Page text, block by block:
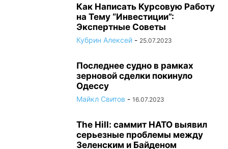
Как Написать Курсовую Работу
на Тему “Инвестиции”:
Экспертные Советы
Кубрин Алексей - 25.07.2023
Последнее судно в рамках
зерновой сделки покинуло
Одессу
Майкл Свитов - 16.07.2023
The Hill: саммит НАТО выявил
серьезные проблемы между
Зеленским и Байденом